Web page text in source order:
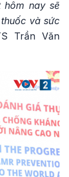
hôm nay sẽ
và sức
Trần Văn